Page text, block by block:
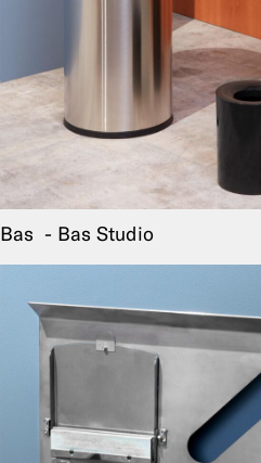
Bas Bas Studio